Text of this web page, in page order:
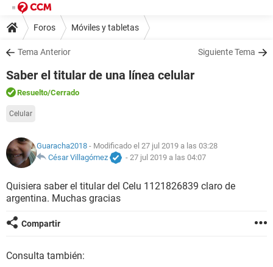
Foros Móviles y tabletas
Tema Anterior Siguiente Tema
Saber el titular de una línea celular
Resuelto/Cerrado
Celular
Guaracha2018 - Modificado el 27 jul 2019 a las 03:28
César Villagómez
- 27 jul 2019 a las 04:07
Quisiera saber el titular del Celu 1121826839 claro de
argentina. Muchas gracias
Compartir
Consulta también: